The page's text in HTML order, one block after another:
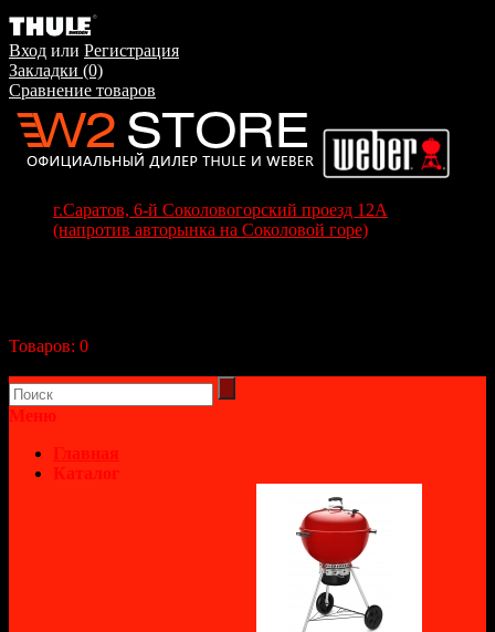
Вход или Регистрация
Закладки (0)
Сравнение товаров
г.Саратов, 6-й Соколовогорский проезд 12А
(напротив авторынка на Соколовой горе)
Товаров: 0
Меню
Главная
Каталог